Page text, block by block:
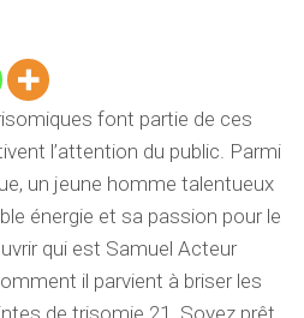
font partie de ces
l’attention du public. Parmi
un jeune homme talentueux
énergie et sa passion pour le
qui est Samuel Acteur
il parvient à briser les
de trisomie 21. Soyez prêt